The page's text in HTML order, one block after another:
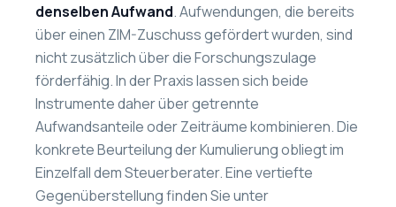
denselben Aufwand. Aufwendungen, die bereits
über einen ZIM-Zuschuss gefördert wurden, sind
nicht zusätzlich über die Forschungszulage
förderfähig. In der Praxis lassen sich beide
Instrumente daher über getrennte
Aufwandsanteile oder Zeiträume kombinieren. Die
konkrete Beurteilung der Kumulierung obliegt im
Einzelfall dem Steuerberater. Eine vertiefte
Gegenüberstellung finden Sie unter